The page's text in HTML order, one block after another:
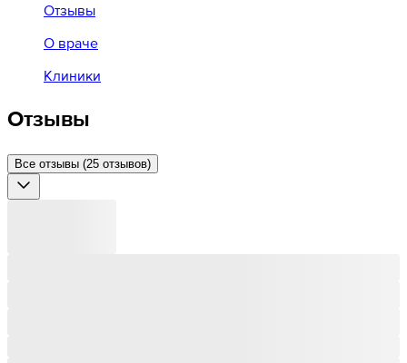
Отзывы
О враче
Клиники
Отзывы
Все отзывы (25 отзывов)